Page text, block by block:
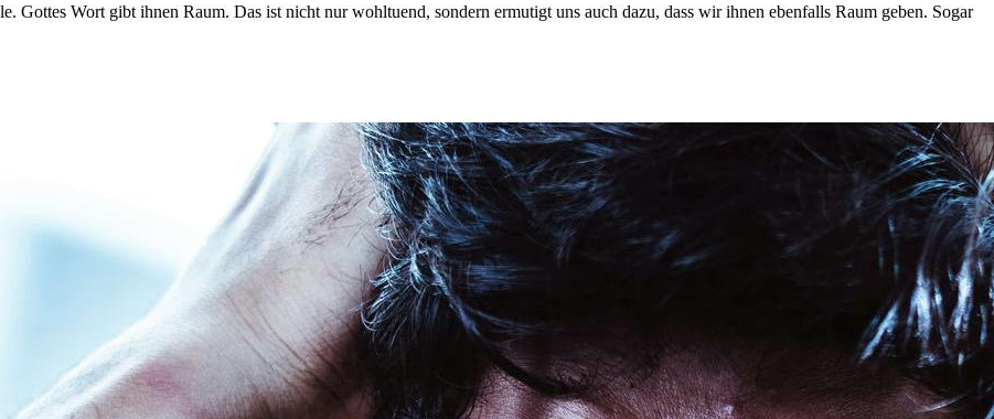
Gottes Wort gibt ihnen Raum. Das ist nicht nur wohltuend, sondern ermutigt uns auch dazu, dass wir ihnen ebenfalls Raum geben. Sogar